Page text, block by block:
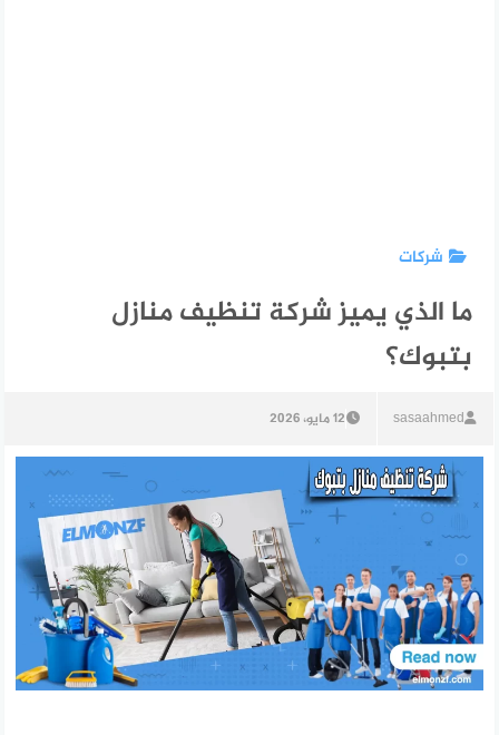
شركات
ما الذي يميز شركة تنظيف منازل
بتبوك؟
sasaahmed 12 مايو، 2026